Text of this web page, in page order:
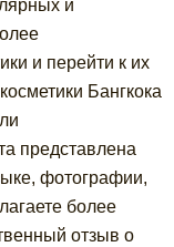
и
и перейти к их
Бангкока
представлена
фотографии,
более
отзыв о